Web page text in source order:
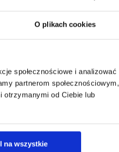
O plikach cookies
społecznościowe i analizować
partnerom społecznościowym,
otrzymanymi od Ciebie lub
na wszystkie